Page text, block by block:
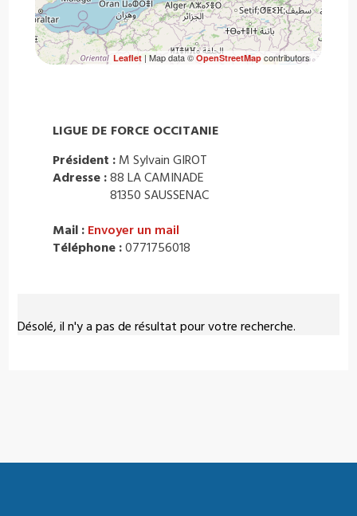
Désolé, il n'y a pas de résultat pour votre recherche.
Leaflet| Map data ©OpenStreetMapcontributors
LIGUE DE FORCE OCCITANIE
Président : M Sylvain GIROT
Adresse :88 LA CAMINADE
81350 SAUSSENAC
Mail : Envoyer un mail
Téléphone :0771756018